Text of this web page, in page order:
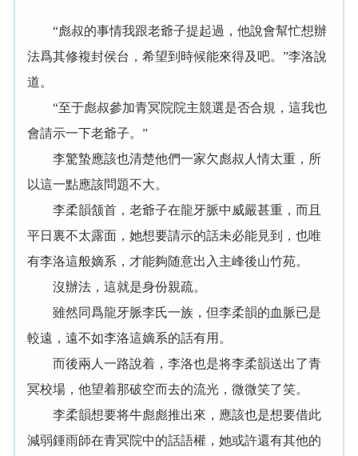
“彪叔的事情我跟老爺子提起過，他說會幫忙想辦
法爲其修複封侯台，希望到時候能來得及吧。”李洛說
道。
“至于彪叔參加青冥院院主競選是否合規，這我也
會請示一下老爺子。”
李驚蟄應該也清楚他們一家欠彪叔人情太重，所
以這一點應該問題不大。
李柔韻颔首，老爺子在龍牙脈中威嚴甚重，而且
平日裏不太露面，她想要請示的話未必能見到，也唯
有李洛這般嫡系，才能夠随意出入主峰後山竹苑。
沒辦法，這就是身份親疏。
雖然同爲龍牙脈李氏一族，但李柔韻的血脈已是
較遠，遠不如李洛這嫡系的話有用。
而後兩人一路說着，李洛也是将李柔韻送出了青
冥校場，他望着那破空而去的流光，微微笑了笑。
李柔韻想要将牛彪彪推出來，應該也是想要借此
減弱鍾雨師在青冥院中的話語權，她或許還有其他的